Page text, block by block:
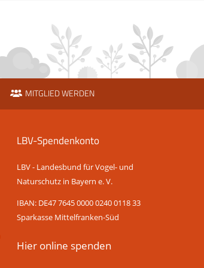
MITGLIED WERDEN
LBV-Spendenkonto
LBV - Landesbund für Vogel- und
Naturschutz in Bayern e. V.
IBAN: DE47 7645 0000 0240 0118 33
Sparkasse Mittelfranken-Süd
Hier online spenden